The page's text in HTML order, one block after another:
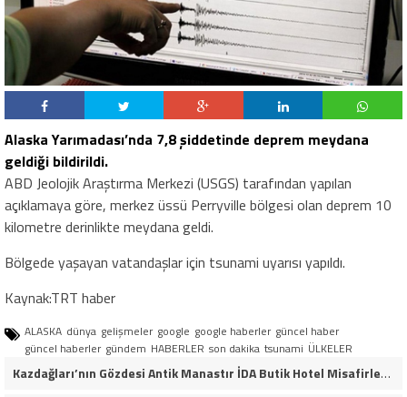
Alaska Yarımadası’nda 7,8 şiddetinde deprem meydana
geldiği bildirildi.
ABD Jeolojik Araştırma Merkezi (USGS) tarafından yapılan
açıklamaya göre, merkez üssü Perryville bölgesi olan deprem 10
kilometre derinlikte meydana geldi.
Bölgede yaşayan vatandaşlar için tsunami uyarısı yapıldı.
Kaynak:TRT haber
ALASKA dünya gelişmeler google google haberler güncel haber
güncel haberler gündem HABERLER son dakika tsunami ÜLKELER
Kazdağları’nın Gözdesi Antik Manastır İDA Butik Hotel Misafirlerinden Tam Not Alıyor